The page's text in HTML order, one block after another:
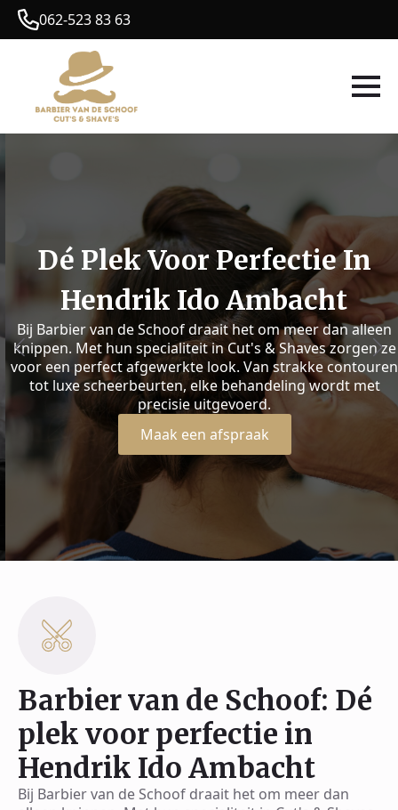
062-523 83 63
Dé Plek Voor Perfectie In
Hendrik Ido Ambacht
Bij Barbier van de Schoof draait het om meer dan alleen
knippen. Met hun specialiteit in Cut's & Shaves zorgen ze
voor een perfect afgewerkte look. Van strakke contouren
tot luxe scheerbeurten, elke behandeling wordt met
precisie uitgevoerd.
Maak een afspraak
Barbier van de Schoof: Dé
plek voor perfectie in
Hendrik Ido Ambacht
Bij Barbier van de Schoof draait het om meer dan